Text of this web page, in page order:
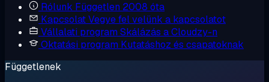
Rólunk Független 2008 óta
KapcsolatVegye fel velünk a kapcsolatot
Vállalati program Skálázás a Cloudzy-n
Oktatási program Kutatáshoz és csapatoknak
Függetlenek